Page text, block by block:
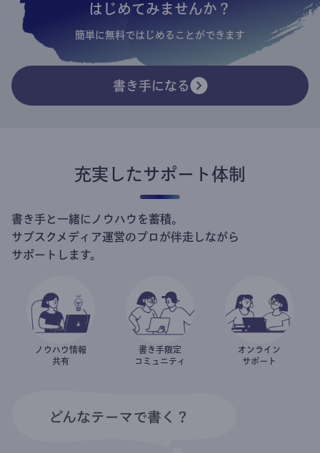
はじめてみませんか？
簡単に無料ではじめることができます
書き手になる
充実したサポート体制
書き手と一緒にノウハウを蓄積。
サブスクメディア運営のプロが伴走しながら
サポートします。
ノウハウ情報
共有
書き手限定
コミュニティ
オンライン
サポート